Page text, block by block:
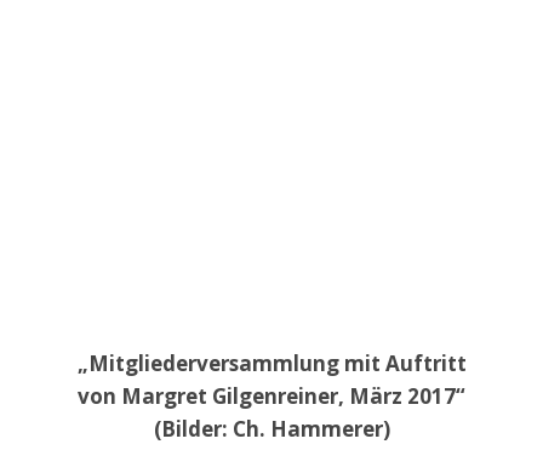
„Mitgliederversammlung mit Auftritt
von Margret Gilgenreiner, März 2017“
(Bilder: Ch. Hammerer)